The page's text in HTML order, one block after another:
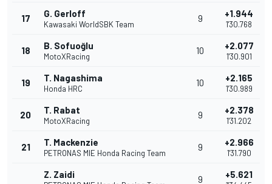
17 G. Gerloff
Kawasaki WorldSBK Team
9 +1.944
1'30.768
18 B. Sofuoğlu
MotoXRacing
10 +2.077
1'30.901
19 T. Nagashima
Honda HRC
10 +2.165
1'30.989
20 T. Rabat
MotoXRacing
9 +2.378
1'31.202
21 T. Mackenzie
PETRONAS MIE Honda Racing Team
9 +2.966
1'31.790
Z. Zaidi 9 +5.621